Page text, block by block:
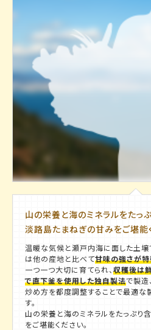
山の栄養と海のミネラルをたっ
淡路島たまねぎの甘みをご堪能
温暖な気候と瀬戸内海に面した土壌
は他の産地と比べて甘味の強さが
一つ一つ大切に育てられ、 収穫後は
で直下釜を使用した独自製法で製造
炒め方を都度調整することで最適な
す。
山の栄養と海のミネラルをたっぷり
をご堪能ください。